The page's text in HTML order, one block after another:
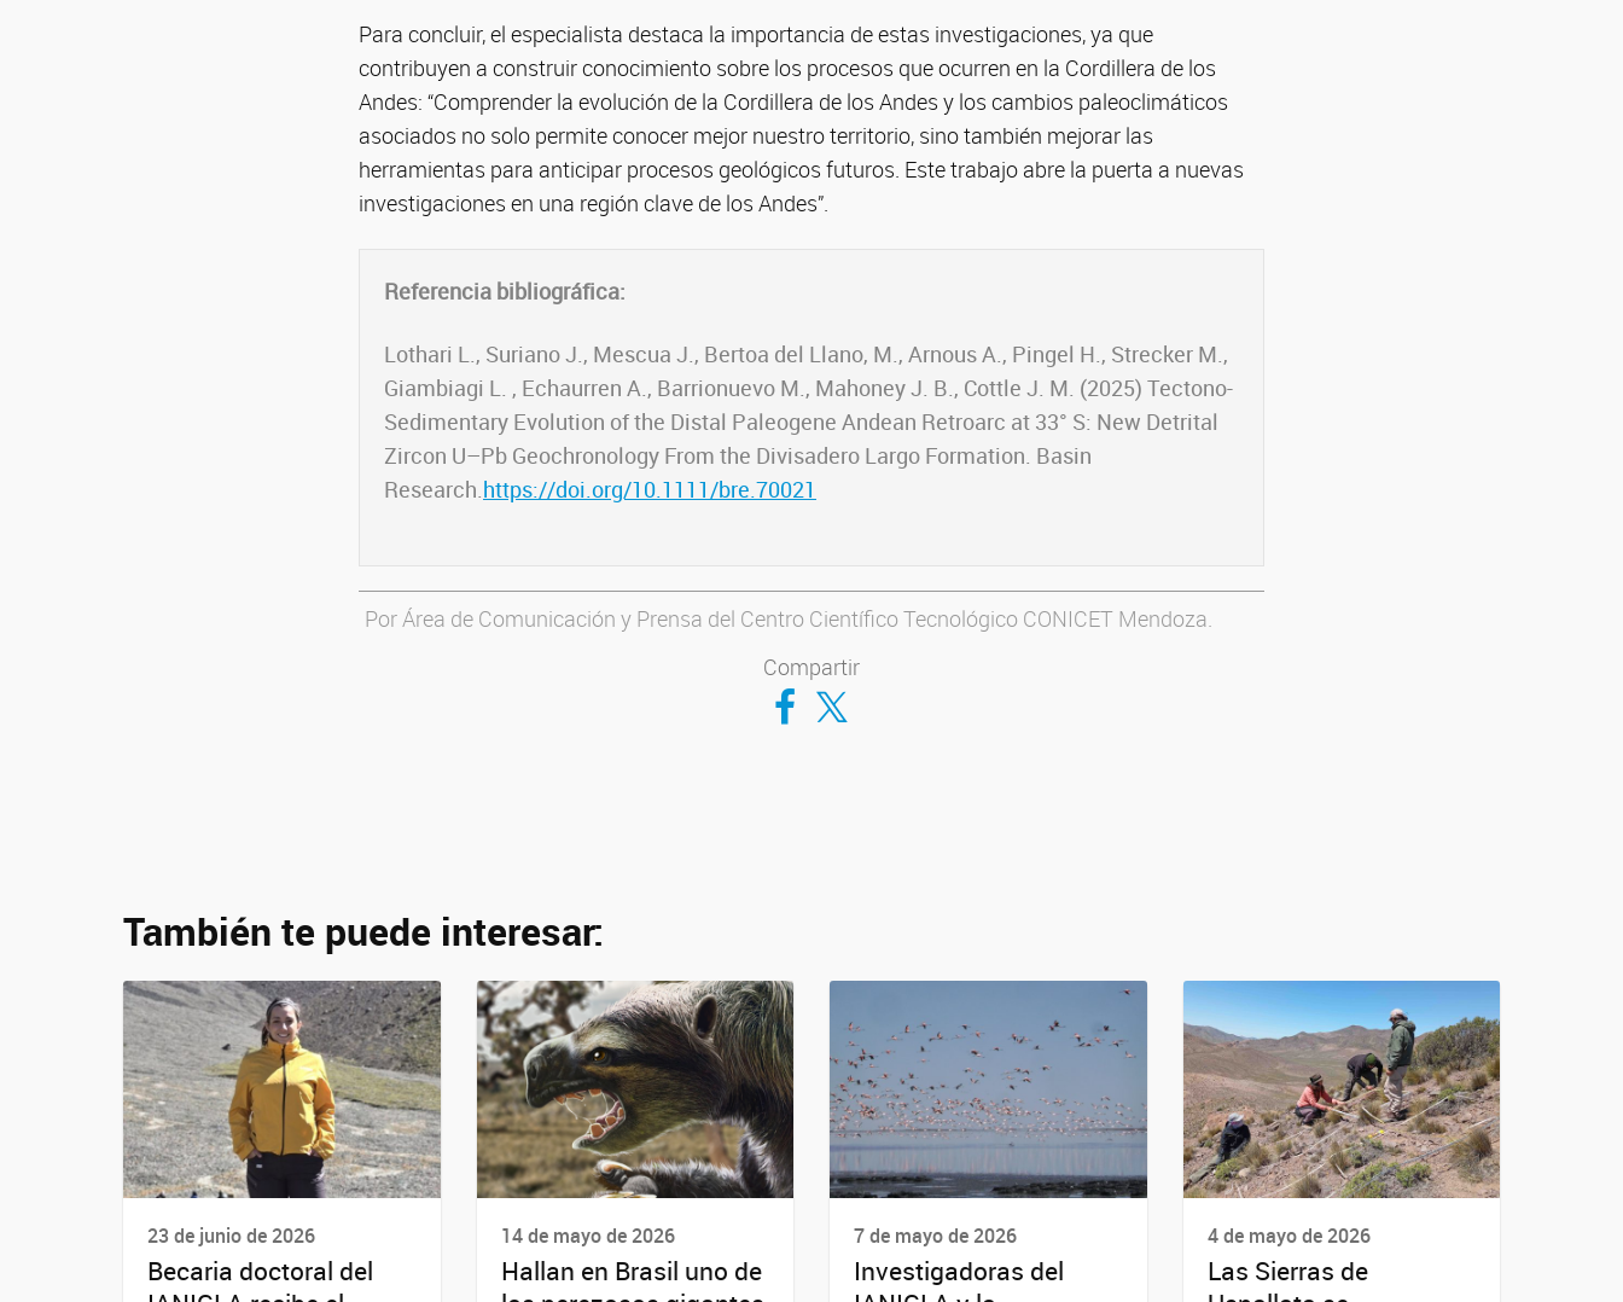
Para concluir, el especialista destaca la importancia de estas investigaciones, ya que
contribuyen a construir conocimiento sobre los procesos que ocurren en la Cordillera de los
Andes: “Comprender la evolución de la Cordillera de los Andes y los cambios paleoclimáticos
asociados no solo permite conocer mejor nuestro territorio, sino también mejorar las
herramientas para anticipar procesos geológicos futuros. Este trabajo abre la puerta a nuevas
investigaciones en una región clave de los Andes”.
Referencia bibliográfica:
Lothari L., Suriano J., Mescua J., Bertoa del Llano, M., Arnous A., Pingel H., Strecker M.,
Giambiagi L. , Echaurren A., Barrionuevo M., Mahoney J. B., Cottle J. M. (2025) Tectono-
Sedimentary Evolution of the Distal Paleogene Andean Retroarc at 33° S: New Detrital
Zircon U–Pb Geochronology From the Divisadero Largo Formation. Basin
Research.https://doi.org/10.1111/bre.70021
Por Área de Comunicación y Prensa del Centro Científico Tecnológico CONICET Mendoza.
Compartir
Compartir en Facebook
Compartir en Twitter
También te puede interesar:
23 de junio de 2026
Becaria doctoral del
14 de mayo de 2026
Hallan en Brasil uno de
7 de mayo de 2026
Investigadoras del
4 de mayo de 2026
Las Sierras de